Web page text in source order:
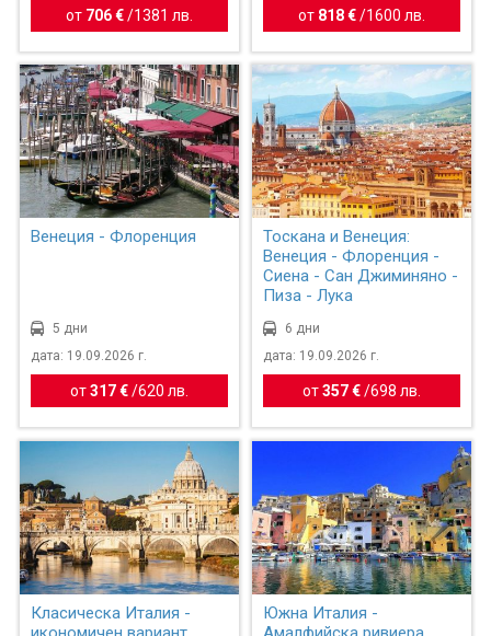
от 706 € / 1381 лв. от 818 €/ 1600 лв.
Венеция - Флоренция
5 дни
дата: 19.09.2026 г.
от317 € /620 лв.
Тоскана и Венеция:
Венеция - Флоренция -
Сиена - Сан Джиминяно -
Пиза - Лука
6 дни
дата: 19.09.2026 г.
от357 €/698 лв.
Класическа Италия -
Южна Италия -